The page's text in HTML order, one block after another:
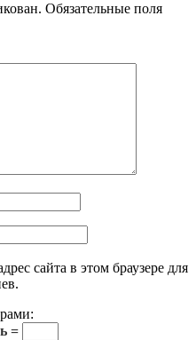
Обязательные поля
сайта в этом браузере для
=